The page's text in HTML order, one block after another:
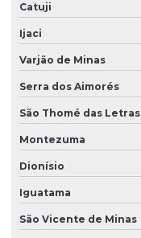
Catuji
Ijaci
Varjão de Minas
Serra dos Aimorés
São Thomé das Letras
Montezuma
Dionísio
Iguatama
São Vicente de Minas